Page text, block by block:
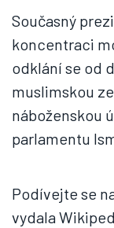
Současný
koncentraci
odklání se od
muslimskou
náboženskou
parlamentu
Podívejte se
vydala